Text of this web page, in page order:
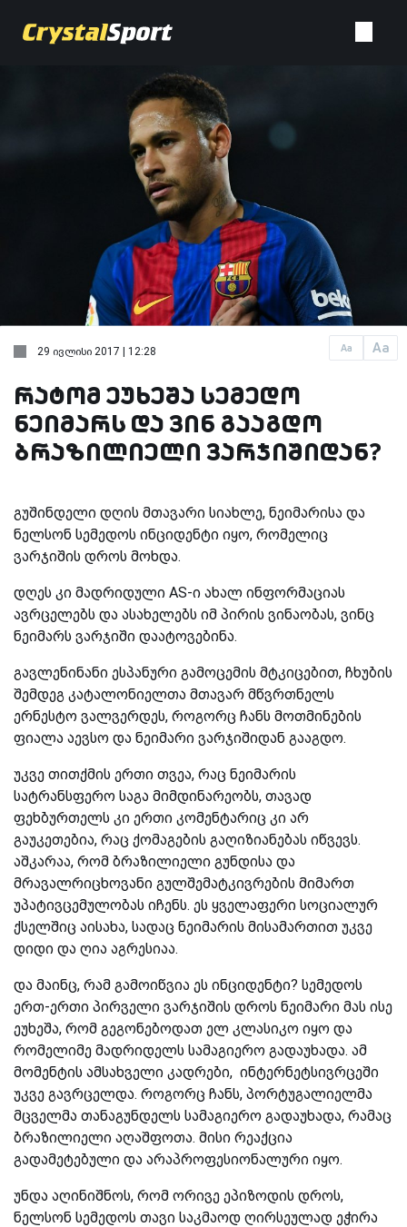
Aa Aa
29 ივლისი 2017 | 12:28
რატომ ეუხეშა სემედო
ნეიმარს და ვინ გააგდო
ბრაზილიელი ვარჯიშიდან?
გუშინდელი დღის მთავარი სიახლე, ნეიმარისა და
ნელსონ სემედოს ინციდენტი იყო, რომელიც
ვარჯიშის დროს მოხდა.
დღეს კი მადრიდული AS-ი ახალ ინფორმაციას
ავრცელებს და ასახელებს იმ პირის ვინაობას, ვინც
ნეიმარს ვარჯიში დაატოვებინა.
გავლენინანი ესპანური გამოცემის მტკიცებით, ჩხუბის
შემდეგ კატალონიელთა მთავარ მწვრთნელს
ერნესტო ვალვერდეს, როგორც ჩანს მოთმინების
ფიალა აევსო და ნეიმარი ვარჯიშიდან გააგდო.
უკვე თითქმის ერთი თვეა, რაც ნეიმარის
სატრანსფერო საგა მიმდინარეობს, თავად
ფეხბურთელს კი ერთი კომენტარიც კი არ
გაუკეთებია, რაც ქომაგების გაღიზიანებას იწვევს.
აშკარაა, რომ ბრაზილიელი გუნდისა და
მრავალრიცხოვანი გულშემატკივრების მიმართ
უპატივცემულობას იჩენს. ეს ყველაფერი სოციალურ
ქსელშიც აისახა, სადაც ნეიმარის მისამართით უკვე
დიდი და ღია აგრესიაა.
და მაინც, რამ გამოიწვია ეს ინციდენტი? სემედოს
ერთ-ერთი პირველი ვარჯიშის დროს ნეიმარი მას ისე
ეუხეშა, რომ გეგონებოდათ ელ კლასიკო იყო და
რომელიმე მადრიდელს სამაგიერო გადაუხადა. ამ
მომენტის ამსახველი კადრები, ინტერნეტსივრცეში
უკვე გავრცელდა. როგორც ჩანს, პორტუგალიელმა
მცველმა თანაგუნდელს სამაგიერო გადაუხადა, რამაც
ბრაზილიელი აღაშფოთა. მისი რეაქცია
გადამეტებული და არაპროფესიონალური იყო.
უნდა აღინიშნოს, რომ ორივე ეპიზოდის დროს,
ნელსონ სემედოს თავი საკმაოდ ღირსეულად ეჭირა